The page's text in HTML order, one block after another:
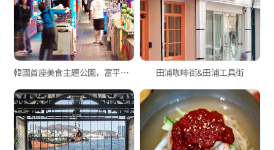
韓國首座美食主題公園，富平罐頭夜市 田浦咖啡街&田浦工具街